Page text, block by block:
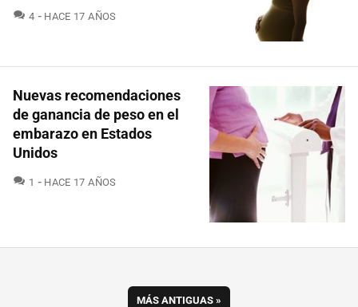
4 COMENTARIOS
HACE 17 AÑOS
Nuevas recomendaciones
de ganancia de peso en el
embarazo en Estados
Unidos
1 COMENTARIOS
HACE 17 AÑOS
MÁS ANTIGUAS »